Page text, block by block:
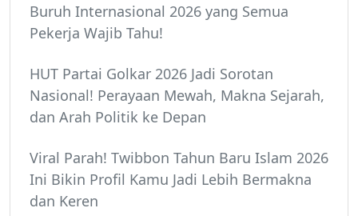
Buruh Internasional 2026 yang Semua
Pekerja Wajib Tahu!
HUT Partai Golkar 2026 Jadi Sorotan
Nasional! Perayaan Mewah, Makna Sejarah,
dan Arah Politik ke Depan
Viral Parah! Twibbon Tahun Baru Islam 2026
Ini Bikin Profil Kamu Jadi Lebih Bermakna
dan Keren